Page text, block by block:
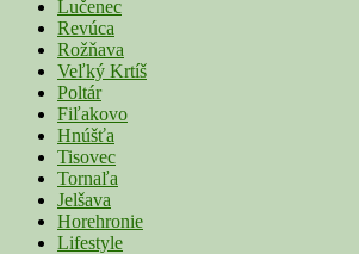
Lučenec
Revúca
Rožňava
Veľký Krtíš
Poltár
Fiľakovo
Hnúšťa
Tisovec
Tornaľa
Jelšava
Horehronie
Lifestyle